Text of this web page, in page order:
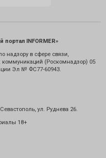
INFORMER»
надзору в сфере связи,
(Роскомнадзор) 05
Эл № ФС77-60943.
ул. Руднева 26.
18+